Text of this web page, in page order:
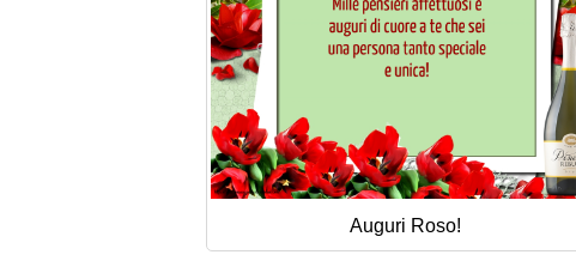
Auguri Roso!